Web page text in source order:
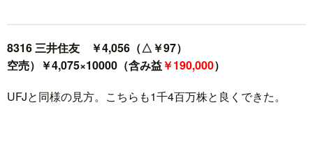
8316 三井住友 ￥4,056（△￥97）
空売）￥4,075×10000（含み益￥190,000）
UFJと同様の見方。こちらも1千4百万株と良くできた。